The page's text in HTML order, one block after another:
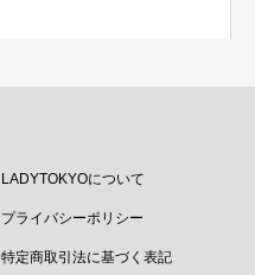
LADYTOKYOについて
プライバシーポリシー
特定商取引法に基づく表記